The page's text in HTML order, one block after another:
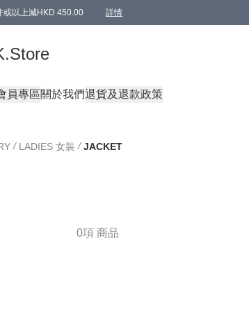
或以上減HKD 450.00 詳情
員專區關於我們退貨及退款政策
/ LADIES 女裝 / JACKET
0項 商品